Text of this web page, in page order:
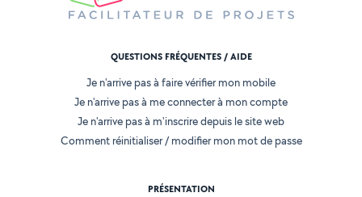
QUESTIONS FRÉQUENTES / AIDE
Je n'arrive pas à faire vérifier mon mobile
Je n'arrive pas à me connecter à mon compte
Je n'arrive pas à m'inscrire depuis le site web
Comment réinitialiser / modifier mon mot de passe
PRÉSENTATION